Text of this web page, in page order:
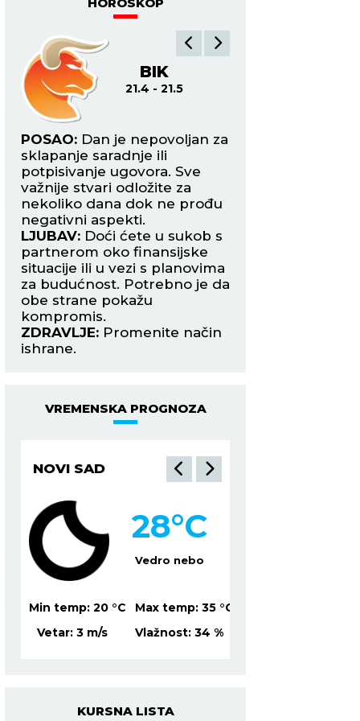
BIK
21.4 - 21.5
POSAO: Dan je nepovoljan za
sklapanje saradnje ili
potpisivanje ugovora. Sve
važnije stvari odložite za
nekoliko dana dok ne prođu
negativni aspekti.
LJUBAV: Doći ćete u sukob s
partnerom oko finansijske
situacije ili u vezi s planovima
za budućnost. Potrebno je da
obe strane pokažu
kompromis.
ZDRAVLJE: Promenite način
ishrane.
VREMENSKA PROGNOZA
NOVI SAD
Vedro nebo
28°C
Min temp: 20 °C Max temp: 35 °C
Vetar: 3 m/s Vlažnost: 34 %
KURSNA LISTA